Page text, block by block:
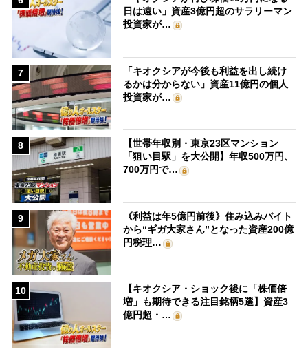
日は遠い」資産3億円超のサラリーマン
投資家が…
7
「キオクシアが今後も利益を出し続け
るかは分からない」資産11億円の個人
投資家が…
8
【世帯年収別・東京23区マンション
「狙い目駅」を大公開】年収500万円、
700万円で…
9
《利益は年5億円前後》住み込みバイト
から“ギガ大家さん”となった資産200億
円税理…
10
【キオクシア・ショック後に「株価倍
増」も期待できる注目銘柄5選】資産3
億円超・…